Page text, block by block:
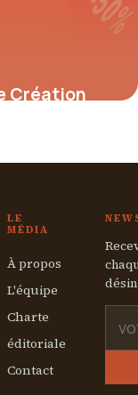
Création
LE
MÉDIA
À propos
L'équipe
Charte
éditoriale
Contact